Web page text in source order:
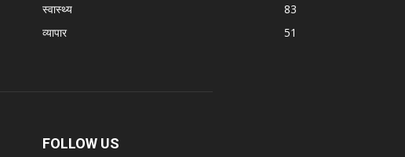
स्वास्थ्य
83
व्यापार
51
FOLLOW US